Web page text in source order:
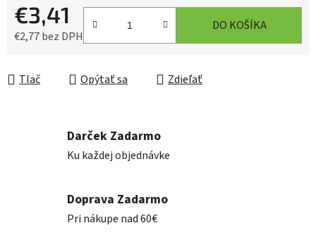
€3,41
€2,77 bez DPH
DO KOŠÍKA
Tlač Opýtať sa Zdieľať
Darček Zadarmo
Ku každej objednávke
Doprava Zadarmo
Pri nákupe nad 60€